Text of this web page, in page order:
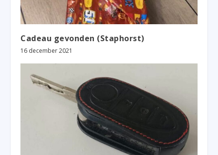
Cadeau gevonden (Staphorst)
16 december 2021